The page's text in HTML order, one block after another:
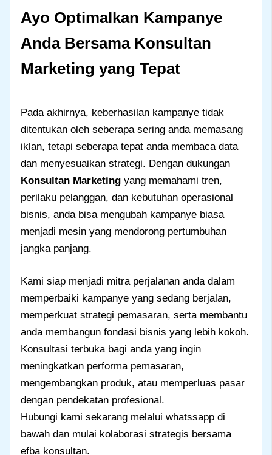
Ayo Optimalkan Kampanye
Anda Bersama Konsultan
Marketing yang Tepat
Pada akhirnya, keberhasilan kampanye tidak
ditentukan oleh seberapa sering anda memasang
iklan, tetapi seberapa tepat anda membaca data
dan menyesuaikan strategi. Dengan dukungan
Konsultan Marketing yang memahami tren,
perilaku pelanggan, dan kebutuhan operasional
bisnis, anda bisa mengubah kampanye biasa
menjadi mesin yang mendorong pertumbuhan
jangka panjang.
Kami siap menjadi mitra perjalanan anda dalam
memperbaiki kampanye yang sedang berjalan,
memperkuat strategi pemasaran, serta membantu
anda membangun fondasi bisnis yang lebih kokoh.
Konsultasi terbuka bagi anda yang ingin
meningkatkan performa pemasaran,
mengembangkan produk, atau memperluas pasar
dengan pendekatan profesional.
Hubungi kami sekarang melalui whatssapp di
bawah dan mulai kolaborasi strategis bersama
efba konsultan.